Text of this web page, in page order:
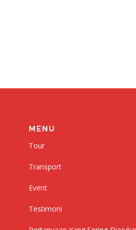
MENU
Tour
Transport
Event
Testimoni